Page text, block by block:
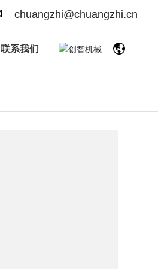
chuangzhi@chuangzhi.cn
联系我们